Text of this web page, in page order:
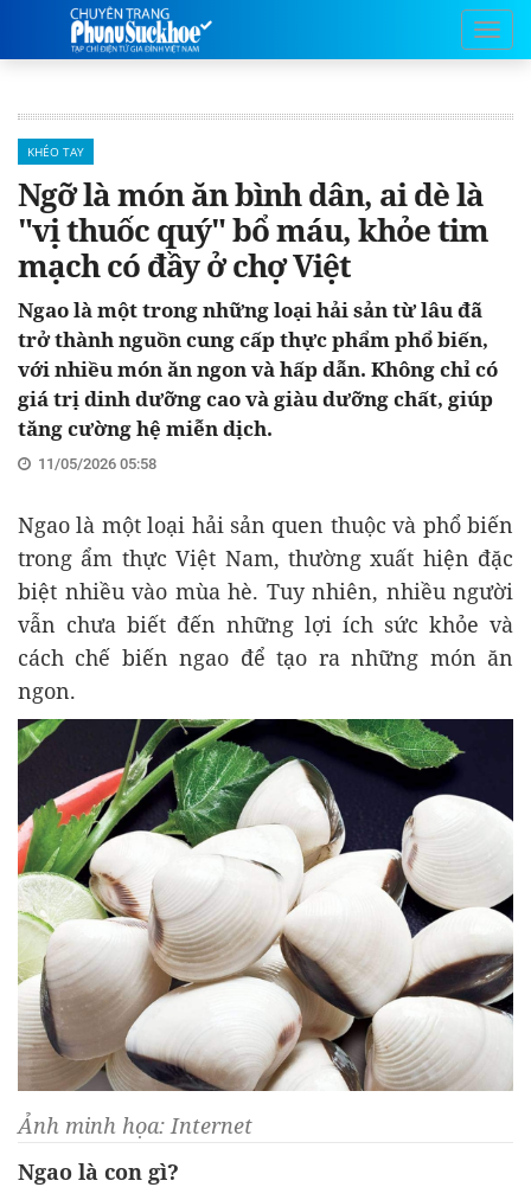
KHÉO TAY
Ngỡ là món ăn bình dân, ai dè là
"vị thuốc quý" bổ máu, khỏe tim
mạch có đầy ở chợ Việt
Ngao là một trong những loại hải sản từ lâu đã
trở thành nguồn cung cấp thực phẩm phổ biến,
với nhiều món ăn ngon và hấp dẫn. Không chỉ có
giá trị dinh dưỡng cao và giàu dưỡng chất, giúp
tăng cường hệ miễn dịch.
11/05/2026 05:58
Ngao là một loại hải sản quen thuộc và phổ biến
trong ẩm thực Việt Nam, thường xuất hiện đặc
biệt nhiều vào mùa hè. Tuy nhiên, nhiều người
vẫn chưa biết đến những lợi ích sức khỏe và
cách chế biến ngao để tạo ra những món ăn
ngon.
Ảnh minh họa: Internet
Ngao là con gì?